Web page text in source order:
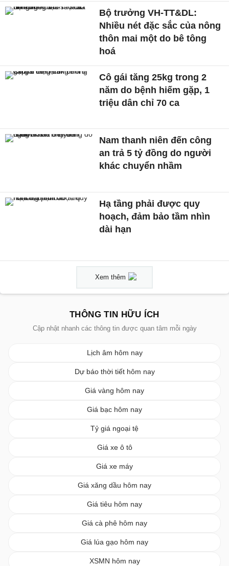
Bộ trưởng VH-TT&DL:
Nhiều nét đặc sắc của nông
thôn mai một do bê tông
hoá
Cô gái tăng 25kg trong 2
năm do bệnh hiếm gặp, 1
triệu dân chỉ 70 ca
Nam thanh niên đến công
an trả 5 tỷ đồng do người
khác chuyển nhầm
Hạ tầng phải được quy
hoạch, đảm bảo tầm nhìn
dài hạn
Xem thêm
THÔNG TIN HỮU ÍCH
Cập nhật nhanh các thông tin được quan tâm mỗi ngày
Lịch âm hôm nay
Dự báo thời tiết hôm nay
Giá vàng hôm nay
Giá bạc hôm nay
Tỷ giá ngoại tệ
Giá xe ô tô
Giá xe máy
Giá xăng dầu hôm nay
Giá tiêu hôm nay
Giá cà phê hôm nay
Giá lúa gạo hôm nay
XSMN hôm nay